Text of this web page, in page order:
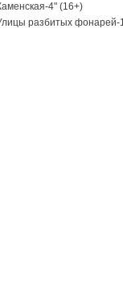
4" (16+)
разбитых фонарей-